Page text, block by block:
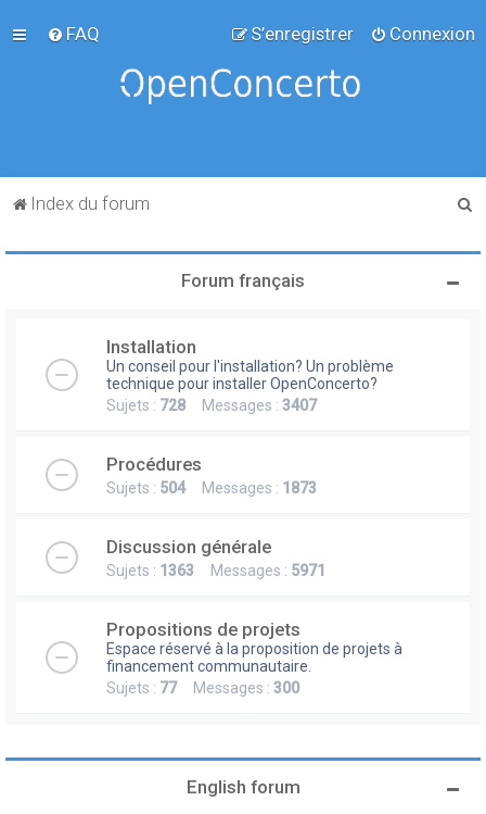
FAQ Connexion
S’enregistrer
Index du forum
Forum français
Installation
Un conseil pour l'installation? Un problème
technique pour installer OpenConcerto?
Sujets : 728 Messages : 3407
Procédures
Sujets : 504Messages : 1873
Discussion générale
Sujets : 1363 Messages : 5971
Propositions de projets
Espace réservé à la proposition de projets à
financement communautaire.
Sujets : 77Messages : 300
English forum